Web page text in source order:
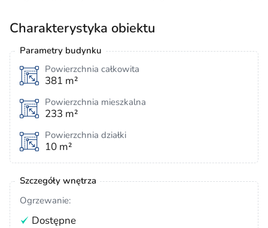
Charakterystyka obiektu
Parametry budynku
Powierzchnia całkowita
381 m²
Powierzchnia mieszkalna
233 m²
Powierzchnia działki
10 m²
Szczegóły wnętrza
Ogrzewanie:
Dostępne